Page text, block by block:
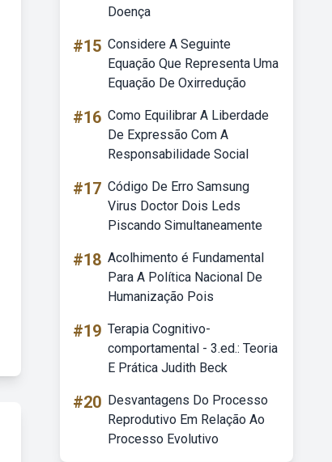
Doença
#15 Considere A Seguinte
Equação Que Representa Uma
Equação De Oxirredução
#16 Como Equilibrar A Liberdade
De Expressão Com A
Responsabilidade Social
#17 Código De Erro Samsung
Virus Doctor Dois Leds
Piscando Simultaneamente
#18 Acolhimento é Fundamental
Para A Política Nacional De
Humanização Pois
#19 Terapia Cognitivo-
comportamental - 3.ed.: Teoria
E Prática Judith Beck
#20 Desvantagens Do Processo
Reprodutivo Em Relação Ao
Processo Evolutivo